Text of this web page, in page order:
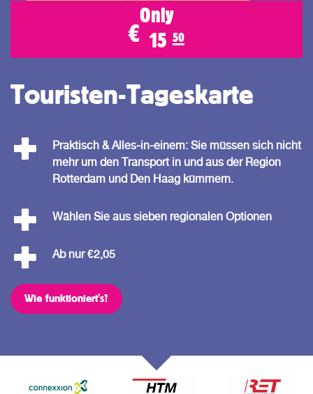
Only
€ 15 50
Touristen-Tageskarte
Praktisch & Alles-in-einem: Sie müssen sich nicht
mehr um den Transport in und aus der Region
Rotterdam und Den Haag kümmern.
Wählen Sie aus sieben regionalen Optionen
Ab nur €2,05
Wie funktioniert's?